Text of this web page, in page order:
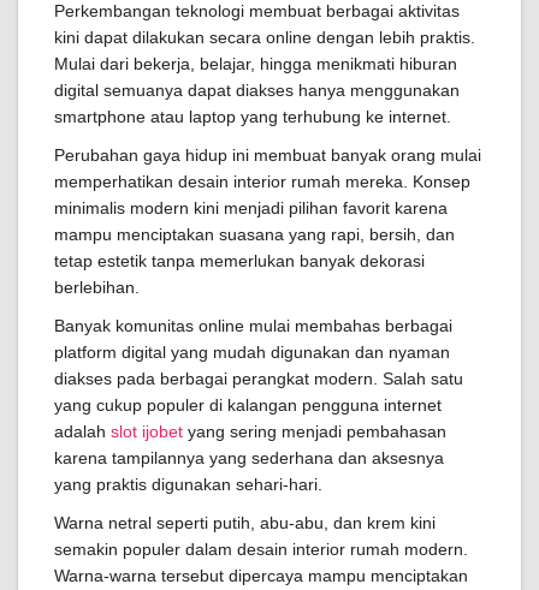
Perkembangan teknologi membuat berbagai aktivitas
kini dapat dilakukan secara online dengan lebih praktis.
Mulai dari bekerja, belajar, hingga menikmati hiburan
digital semuanya dapat diakses hanya menggunakan
smartphone atau laptop yang terhubung ke internet.
Perubahan gaya hidup ini membuat banyak orang mulai
memperhatikan desain interior rumah mereka. Konsep
minimalis modern kini menjadi pilihan favorit karena
mampu menciptakan suasana yang rapi, bersih, dan
tetap estetik tanpa memerlukan banyak dekorasi
berlebihan.
Banyak komunitas online mulai membahas berbagai
platform digital yang mudah digunakan dan nyaman
diakses pada berbagai perangkat modern. Salah satu
yang cukup populer di kalangan pengguna internet
adalah slot ijobet yang sering menjadi pembahasan
karena tampilannya yang sederhana dan aksesnya
yang praktis digunakan sehari-hari.
Warna netral seperti putih, abu-abu, dan krem kini
semakin populer dalam desain interior rumah modern.
Warna-warna tersebut dipercaya mampu menciptakan